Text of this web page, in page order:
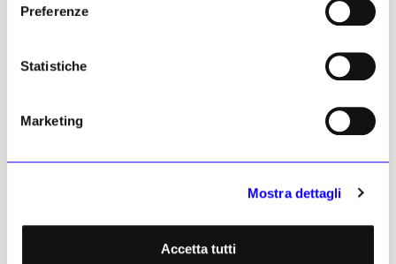
Preferenze
Statistiche
Marketing
Mostra dettagli
Accetta tutti
Binta Diaw vince la seconda
Fondation Valmont a